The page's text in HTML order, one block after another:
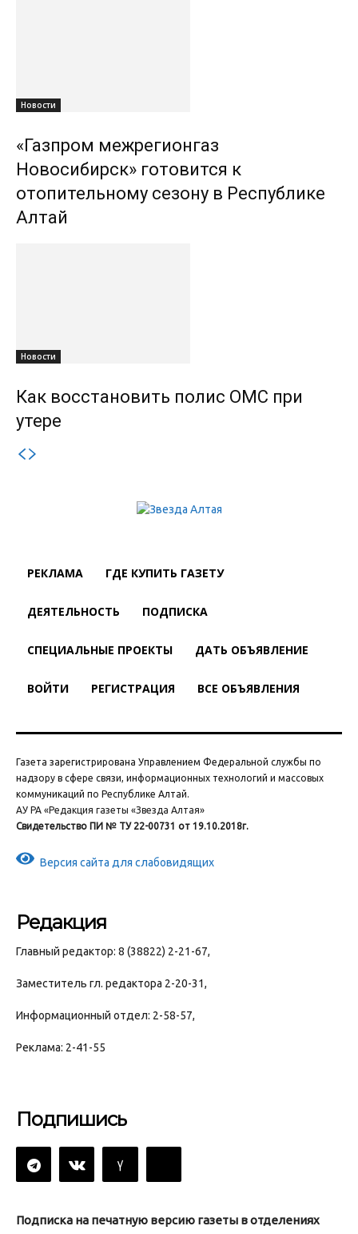
Новости
«Газпром межрегионгаз
Новосибирск» готовится к
отопительному сезону в Республике
Алтай
Новости
Как восстановить полис ОМС при
утере
РЕКЛАМА ГДЕ КУПИТЬ ГАЗЕТУ
ДЕЯТЕЛЬНОСТЬ ПОДПИСКА
СПЕЦИАЛЬНЫЕ ПРОЕКТЫ ДАТЬ ОБЪЯВЛЕНИЕ
ВОЙТИ РЕГИСТРАЦИЯ ВСЕ ОБЪЯВЛЕНИЯ
Газета зарегистрирована Управлением Федеральной службы по
надзору в сфере связи, информационных технологий и массовых
коммуникаций по Республике Алтай.
АУ РА «Редакция газеты «Звезда Алтая»
Свидетельство ПИ № ТУ 22-00731 от 19.10.2018г.
Версия сайта для слабовидящих
Редакция
Главный редактор: 8 (38822) 2-21-67,
Заместитель гл. редактора 2-20-31,
Информационный отдел: 2-58-57,
Реклама: 2-41-55
Подпишись
Подписка на печатную версию газеты в отделениях